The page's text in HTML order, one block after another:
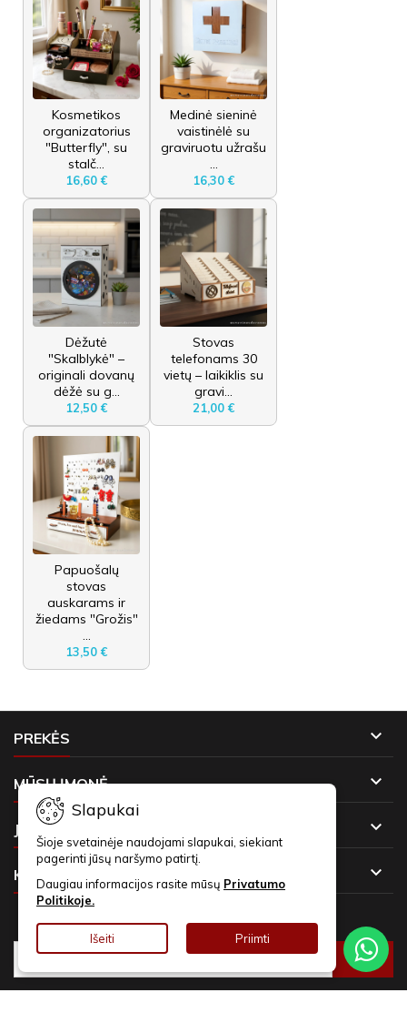
Kosmetikos
organizatorius
"Butterfly", su
stalč...
16,60 €
Medinė sieninė
vaistinėlė su
graviruotu užrašu
...
16,30 €
Dėžutė
"Skalblykė" –
originali dovanų
dėžė su g...
12,50 €
Stovas
telefonams 30
vietų – laikiklis su
gravi...
21,00 €
Papuošalų
stovas
auskarams ir
žiedams "Grožis"
...
13,50 €
PREKĖS 
MŪSŲ ĮMONĖ 
JŪSŲ PASKYRA 
KONTAKTAI 
Slapukai
Šioje svetainėje naudojami slapukai, siekiant
pagerinti jūsų naršymo patirtį.
Daugiau informacijos rasite mūsų Privatumo
Politikoje.
Išeiti Priimti
NAUJIENLAIŠKIAI